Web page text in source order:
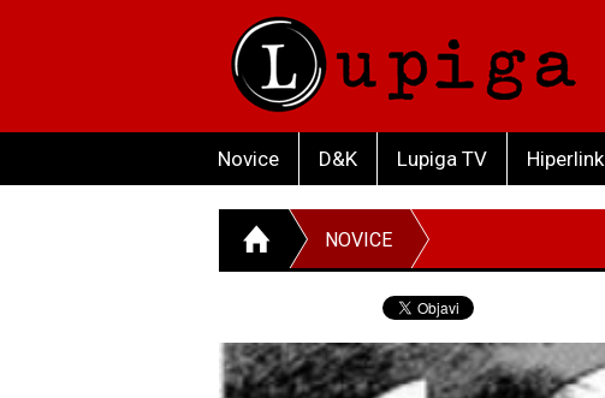
Novice D&K Lupiga TV Hiperlink
NOVICE